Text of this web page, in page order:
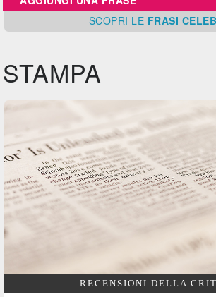
SCOPRI LE FRASI
STAMPA
RECENSIONI DELLA